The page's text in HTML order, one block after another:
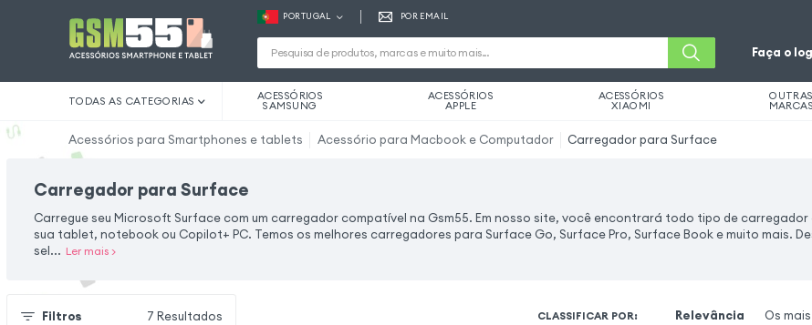
PORTUGAL POR EMAIL
Faça o
TODAS AS CATEGORIAS ACESSÓRIOS
SAMSUNG
ACESSÓRIOS
APPLE
ACESSÓRIOS
XIAOMI
OUTRAS
MARCAS
Acessórios para Smartphones e tablets Acessório para Macbook e Computador Carregador para Surface
Carregador para Surface
Carregue seu Microsoft Surface com um carregador compatível na Gsm55. Em nosso site, você encontrará todo tipo de
sua tablet, notebook ou Copilot+ PC. Temos os melhores carregadores para Surface Go, Surface Pro, Surface Book e muito mais.
sel... Ler mais>
Filtros 7 Resultados CLASSIFICAR POR: Relevância Os